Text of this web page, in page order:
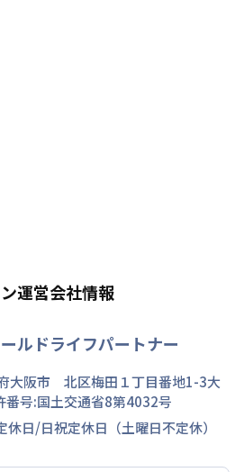
運営会社情報
ルドライフパートナー
大阪市 北区梅田 １丁目番地1-3大
番号:国土交通省8第4032号
休日/日祝定休日（土曜日不定休）